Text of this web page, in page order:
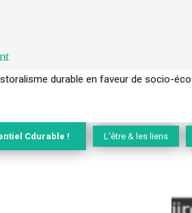
pour un modèle économique
Cdurable ! L'être & les liens